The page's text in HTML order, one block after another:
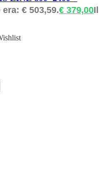
€ 503,59.€ 379,00Il